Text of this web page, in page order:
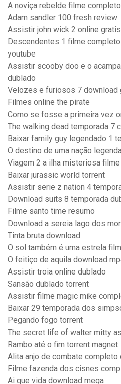
A noviça rebelde filme
Adam sandler 100 fresh review
Assistir john wick 2 online
Descendentes 1 filme
youtube
Assistir scooby doo e o
dublado
Velozes e furiosos 7 download
Filmes online the pirate
Como se fosse a primeira vez
The walking dead temporada 7
Baixar family guy legendado 1
O destino de uma nação
Viagem 2 a ilha misteriosa
Baixar jurassic world torrent
Assistir serie z nation 4
Download suits 8 temporada
Filme santo time resumo
Download a sereia lago dos
Tinta bruta download
O sol também é uma estrela
O feitiço de aquila download
Assistir troia online dublado
Sansão dublado torrent
Assistir filme magic mike
Baixar 29 temporada dos
Pegando fogo torrent
The secret life of walter mitty
Rambo até o fim torrent magnet
Alita anjo de combate
Filme fazenda dos cisnes
Ai que vida download mega